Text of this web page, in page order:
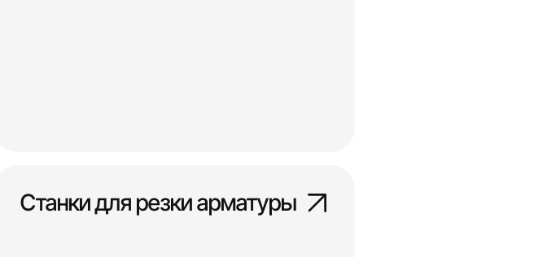
Станки для резки арматуры